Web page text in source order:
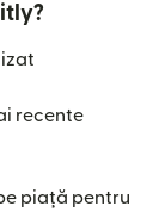
recente
piață pentru